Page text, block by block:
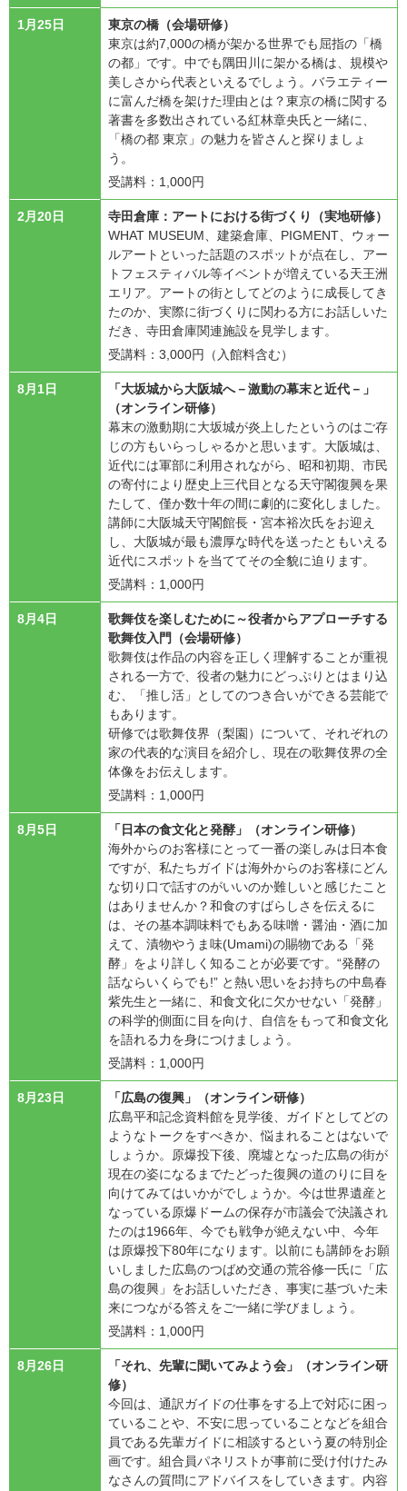
1月25日
東京の橋（会場研修）
東京は約7,000の橋が架かる世界でも屈指の「橋
の都」です。中でも隅田川に架かる橋は、規模や
美しさから代表といえるでしょう。バラエティー
に富んだ橋を架けた理由とは？東京の橋に関する
著書を多数出されている紅林章央氏と一緒に、
「橋の都 東京」の魅力を皆さんと探りましょ
う。
受講料：1,000円
2月20日
寺田倉庫：アートにおける街づくり（実地研修）
WHAT MUSEUM、建築倉庫、PIGMENT、ウォー
ルアートといった話題のスポットが点在し、アー
トフェスティバル等イベントが増えている天王洲
エリア。アートの街としてどのように成長してき
たのか、実際に街づくりに関わる方にお話しいた
だき、寺田倉庫関連施設を見学します。
受講料：3,000円（入館料含む）
8月1日
「大坂城から大阪城へ－激動の幕末と近代－」
（オンライン研修）
幕末の激動期に大坂城が炎上したというのはご存
じの方もいらっしゃるかと思います。大阪城は、
近代には軍部に利用されながら、昭和初期、市民
の寄付により歴史上三代目となる天守閣復興を果
たして、僅か数十年の間に劇的に変化しました。
講師に大阪城天守閣館長・宮本裕次氏をお迎え
し、大阪城が最も濃厚な時代を送ったともいえる
近代にスポットを当ててその全貌に迫ります。
受講料：1,000円
8月4日
歌舞伎を楽しむために～役者からアプローチする
歌舞伎入門（会場研修）
歌舞伎は作品の内容を正しく理解することが重視
される一方で、役者の魅力にどっぷりとはまり込
む、「推し活」としてのつき合いができる芸能で
もあります。
研修では歌舞伎界（梨園）について、それぞれの
家の代表的な演目を紹介し、現在の歌舞伎界の全
体像をお伝えします。
受講料：1,000円
8月5日
「日本の食文化と発酵」（オンライン研修）
海外からのお客様にとって一番の楽しみは日本食
ですが、私たちガイドは海外からのお客様にどん
な切り口で話すのがいいのか難しいと感じたこと
はありませんか？和食のすばらしさを伝えるに
は、その基本調味料でもある味噌・醤油・酒に加
えて、漬物やうま味(Umami)の賜物である「発
酵」をより詳しく知ることが必要です。“発酵の
話ならいくらでも!” と熱い思いをお持ちの中島春
紫先生と一緒に、和食文化に欠かせない「発酵」
の科学的側面に目を向け、自信をもって和食文化
を語れる力を身につけましょう。
受講料：1,000円
8月23日
「広島の復興」（オンライン研修）
広島平和記念資料館を見学後、ガイドとしてどの
ようなトークをすべきか、悩まれることはないで
しょうか。原爆投下後、廃墟となった広島の街が
現在の姿になるまでたどった復興の道のりに目を
向けてみてはいかがでしょうか。今は世界遺産と
なっている原爆ドームの保存が市議会で決議され
たのは1966年、今でも戦争が絶えない中、今年
は原爆投下80年になります。以前にも講師をお願
いしました広島のつばめ交通の荒谷修一氏に「広
島の復興」をお話しいただき、事実に基づいた未
来につながる答えをご一緒に学びましょう。
受講料：1,000円
8月26日
「それ、先輩に聞いてみよう会」（オンライン研
修）
今回は、通訳ガイドの仕事をする上で対応に困っ
ていることや、不安に思っていることなどを組合
員である先輩ガイドに相談するという夏の特別企
画です。組合員パネリストが事前に受け付けたみ
なさんの質問にアドバイスをしていきます。内容